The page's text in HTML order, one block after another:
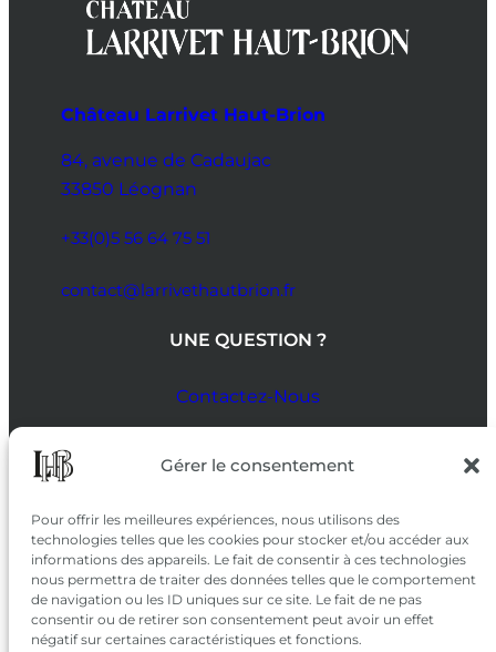
Gérer le consentement
Pour offrir les meilleures expériences, nous utilisons des
technologies telles que les cookies pour stocker et/ou accéder aux
informations des appareils. Le fait de consentir à ces technologies
nous permettra de traiter des données telles que le comportement
de navigation ou les ID uniques sur ce site. Le fait de ne pas
consentir ou de retirer son consentement peut avoir un effet
négatif sur certaines caractéristiques et fonctions.
Château Larrivet Haut-Brion
84, avenue de Cadaujac
33850 Léognan
+33(0)5 56 64 75 51
contact@larrivethautbrion.fr
UNE QUESTION ?
Contactez-Nous
SUIVEZ-NOUS
SUR LES RÉSEAUX